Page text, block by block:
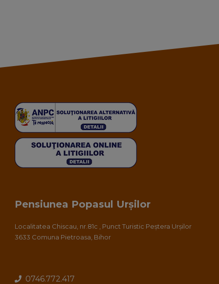
Pensiunea Popasul Urșilor
Localitatea Chiscau, nr.81c , Punct Turistic Peștera Urșilor
3633 Comuna Pietroasa, Bihor
0746.772.417